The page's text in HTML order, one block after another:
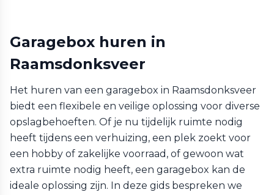
Garagebox huren in
Raamsdonksveer
Het huren van een garagebox in Raamsdonksveer
biedt een flexibele en veilige oplossing voor diverse
opslagbehoeften. Of je nu tijdelijk ruimte nodig
heeft tijdens een verhuizing, een plek zoekt voor
een hobby of zakelijke voorraad, of gewoon wat
extra ruimte nodig heeft, een garagebox kan de
ideale oplossing zijn. In deze gids bespreken we